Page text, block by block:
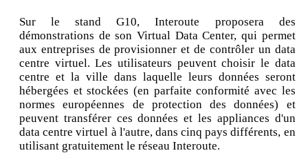
Sur le stand G10, Interoute proposera des
démonstrations de son Virtual Data Center, qui permet
aux entreprises de provisionner et de contrôler un data
centre virtuel. Les utilisateurs peuvent choisir le data
centre et la ville dans laquelle leurs données seront
hébergées et stockées (en parfaite conformité avec les
normes européennes de protection des données) et
peuvent transférer ces données et les appliances d'un
data centre virtuel à l'autre, dans cinq pays différents, en
utilisant gratuitement le réseau Interoute.